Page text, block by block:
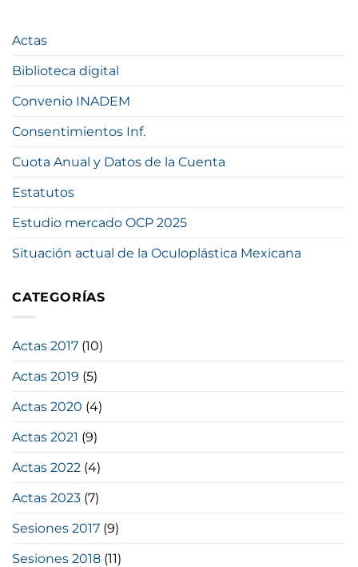
Actas
Biblioteca digital
Convenio INADEM
Consentimientos Inf.
Cuota Anual y Datos de la Cuenta
Estatutos
Estudio mercado OCP 2025
Situación actual de la Oculoplástica Mexicana
CATEGORÍAS
Actas 2017 (10)
Actas 2019 (5)
Actas 2020 (4)
Actas 2021 (9)
Actas 2022 (4)
Actas 2023 (7)
Sesiones 2017 (9)
Sesiones 2018 (11)